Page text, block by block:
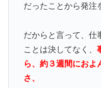
だったことから発注
だからと言って、仕
ことは決してなく、
ら、約３週間におよ
さ、